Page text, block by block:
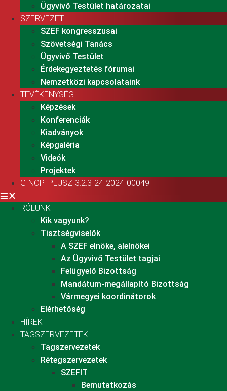
Ügyvivő Testület határozatai
SZERVEZET
SZEF kongresszusai
Szövetségi Tanács
Ügyvivő Testület
Érdekegyeztetés fórumai
Nemzetközi kapcsolataink
TEVÉKENYSÉG
Képzések
Konferenciák
Kiadványok
Képgaléria
Videók
Projektek
GINOP_PLUSZ-3.2.3-24-2024-00049
RÓLUNK
Kik vagyunk?
Tisztségviselők
A SZEF elnöke, alelnökei
Az Ügyvivő Testület tagjai
Felügyelő Bizottság
Mandátum-megállapító Bizottság
Vármegyei koordinátorok
Elérhetőség
HÍREK
TAGSZERVEZETEK
Tagszervezetek
Rétegszervezetek
SZEFIT
Bemutatkozás